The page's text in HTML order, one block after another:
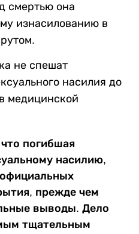
смертью она
изнасилованию в
не спешат
насилия до
медицинской
погибшая
насилию,
прежде чем
выводы. Дело
тщательным